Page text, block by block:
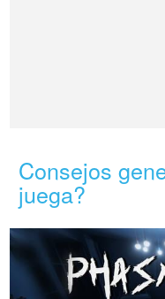
Consejos
juega?